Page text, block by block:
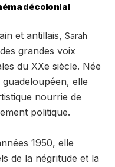
décolonial
et antillais, Sarah
grandes voix
du XXe siècle. Née
guadeloupéen, elle
nourrie de
politique.
1950, elle
de la négritude et la